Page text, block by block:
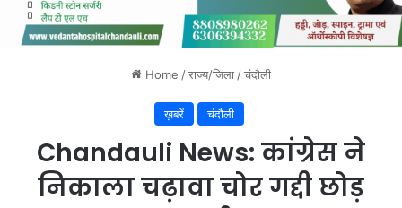
Home /राज्य/जिला/चंदौली
ख़बरें चंदौली
Chandauli News: कांग्रेस ने
निकाला चढ़ावा चोर गद्दी छोड़